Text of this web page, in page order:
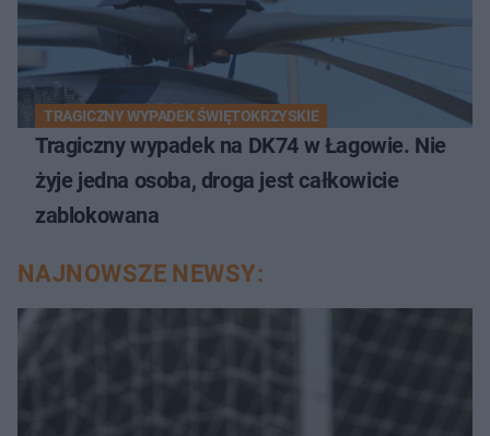
TRAGICZNY WYPADEK ŚWIĘTOKRZYSKIE
Tragiczny wypadek na DK74 w Łagowie. Nie
żyje jedna osoba, droga jest całkowicie
zablokowana
NAJNOWSZE NEWSY: